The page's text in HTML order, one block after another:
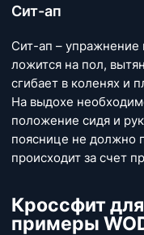
Сит-ап
Сит-ап –
ложится на пол,
сгибает в коленях и
На выдохе
положение сидя и
пояснице не должно
происходит за счет
Кроссфит
примеры